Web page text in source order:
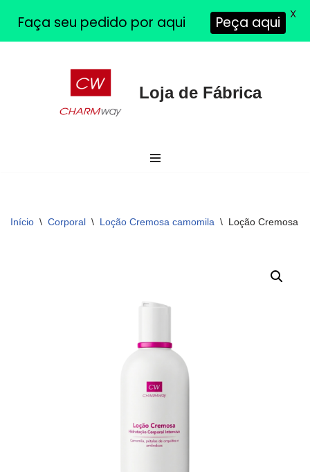
Loja de Fábrica
Início \ Corporal \ Loção Cremosa camomila \ Loção Cremosa
Faça seu pedido por aqui Peça aqui X